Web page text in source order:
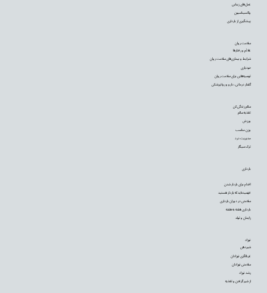
نوزاد
شیردهی
غربالگری نوزادان
سلامتی نوزادان
رشد نوزاد
از شیر گرفتن و تغذیه
بارداری
اقدام برای باردار شدن
فهمیده‌اید که باردار هستید
سلامتی در دوران بارداری
بارداری هفته به هفته
زایمان و تولد
سالم زندگی کن
تغذیه سالم
ورزش
وزن مناسب
مدیریت درد
ترک سیگار
سلامت روان
علائم و رفتارها
شرایط و بیماری‌های سلامت روان
خودیاری
توصیه‌‌هایی برای سلامت روان
گفتار درمانی، دارو و روانپزشکی
عمل‌های زیبایی
واکسیناسیون
پیشگیری از بارداری